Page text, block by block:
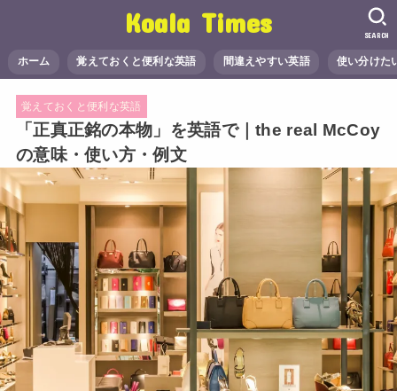
Koala Times
ホーム 覚えておくと便利な英語 間違えやすい英語 使い分けた
SEARCH
覚えておくと便利な英語
「正真正銘の本物」を英語で｜the real McCoy
の意味・使い方・例文